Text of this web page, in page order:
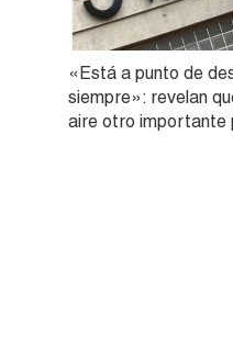
«Está a punto de
siempre»: revelan
aire otro importante